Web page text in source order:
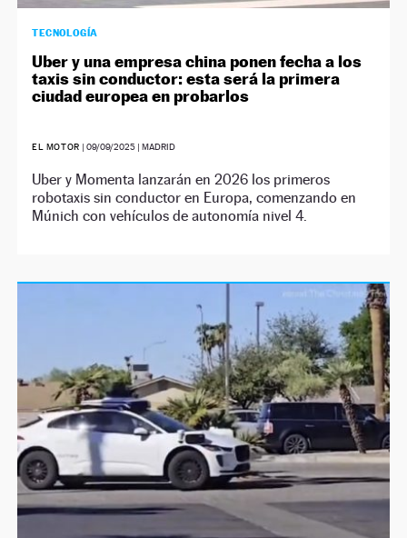
TECNOLOGÍA
Uber y una empresa china ponen fecha a los
taxis sin conductor: esta será la primera
ciudad europea en probarlos
EL MOTOR | 09/09/2025| MADRID
Uber y Momenta lanzarán en 2026 los primeros
robotaxis sin conductor en Europa, comenzando en
Múnich con vehículos de autonomía nivel 4.